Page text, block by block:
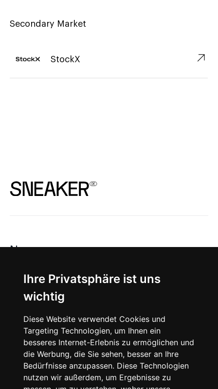
Ihre Privatsphäre ist uns
wichtig
Diese Website verwendet Cookies und
Targeting Technologien, um Ihnen ein
besseres Internet-Erlebnis zu ermöglichen und
die Werbung, die Sie sehen, besser an Ihre
Bedürfnisse anzupassen. Diese Technologien
nutzen wir außerdem, um Ergebnisse zu
Secondary Market
StockX ↗︎
News
About
Instagram
Facebook